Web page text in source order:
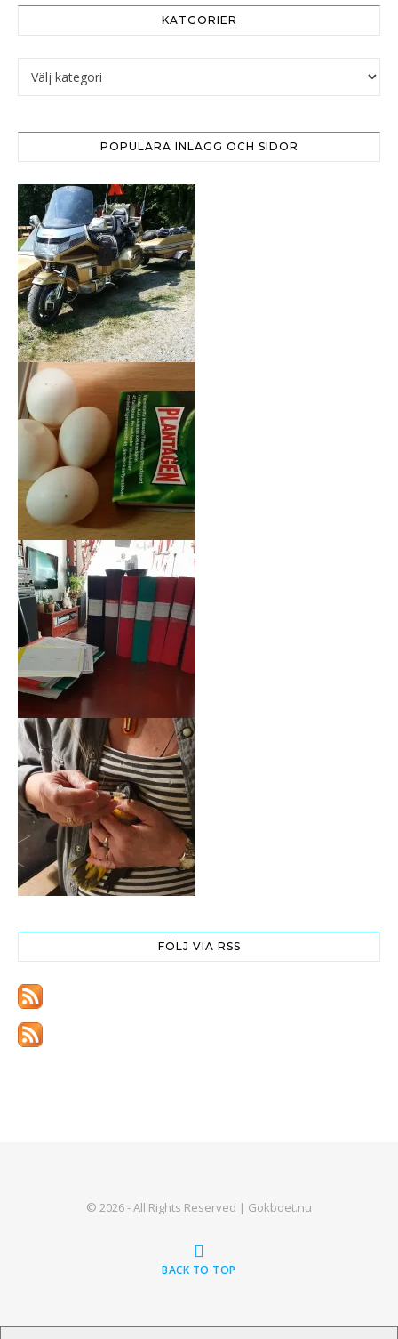
KATGORIER
POPULÄRA INLÄGG OCH SIDOR
FÖLJ VIA RSS
© 2026 - All Rights Reserved | Gokboet.nu
BACK TO TOP